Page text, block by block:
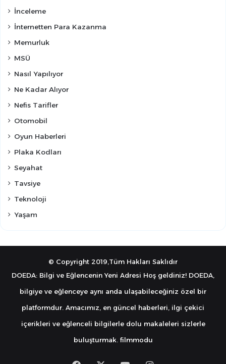
İnceleme
İnternetten Para Kazanma
Memurluk
MSÜ
Nasıl Yapılıyor
Ne Kadar Alıyor
Nefis Tarifler
Otomobil
Oyun Haberleri
Plaka Kodları
Seyahat
Tavsiye
Teknoloji
Yaşam
© Copyright 2019,Tüm Hakları Saklıdır
DOEDA: Bilgi ve Eğlencenin Yeni Adresi Hoş geldiniz! DOEDA,
bilgiye ve eğlenceye aynı anda ulaşabileceğiniz özel bir
platformdur. Amacımız, en güncel haberleri, ilgi çekici
içerikleri ve eğlenceli bilgilerle dolu makaleleri sizlerle
buluşturmak. filmmodu